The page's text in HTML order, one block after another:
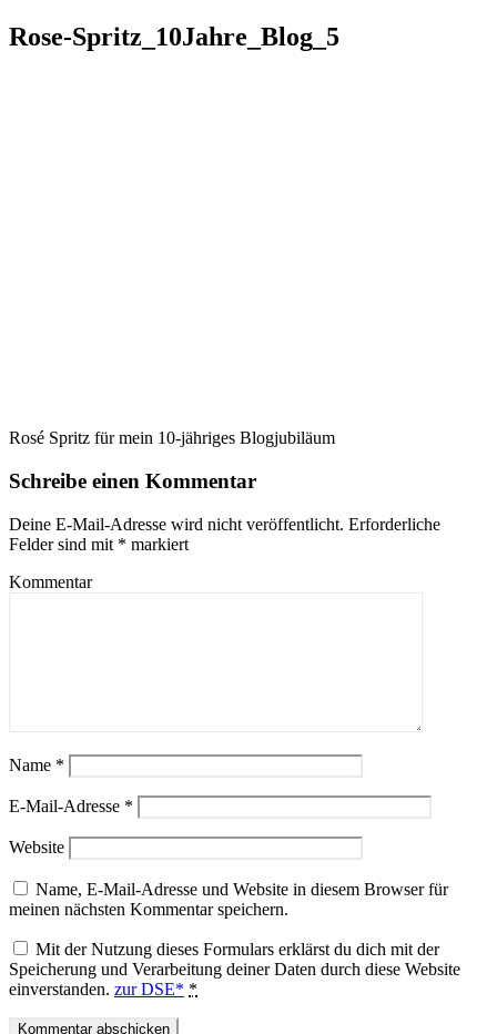
Rose-Spritz_10Jahre_Blog_5
Rosé Spritz für mein 10-jähriges Blogjubiläum
Schreibe einen Kommentar
Deine E-Mail-Adresse wird nicht veröffentlicht. Erforderliche
Felder sind mit * markiert
Kommentar
Name *
E-Mail-Adresse *
Website
Name, E-Mail-Adresse und Website in diesem Browser für
meinen nächsten Kommentar speichern.
Mit der Nutzung dieses Formulars erklärst du dich mit der
Speicherung und Verarbeitung deiner Daten durch diese Website
einverstanden. zur DSE* *